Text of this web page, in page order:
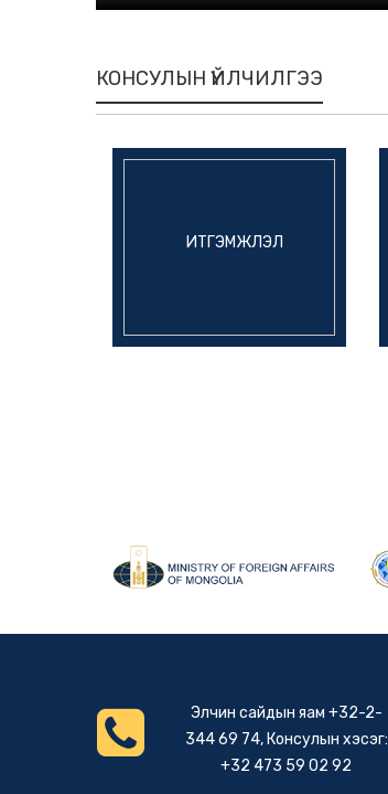
КОНСУЛЫН ҮЙЛЧИЛГЭЭ
ИТГЭМЖЛЭЛ
Элчин сайдын яам +32-2-
344 69 74, Консулын хэсэг:
+32 473 59 02 92